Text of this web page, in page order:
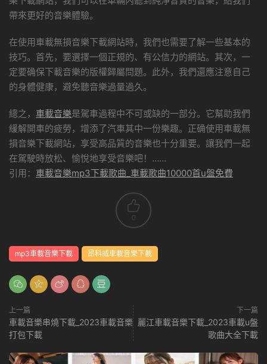
帶來更好的音樂體驗。
在使用車載無損音樂下載網站時，我們也需要了解一些基本的
技巧。首先，要選擇一個正規的、有公信力的網站。其次，一
定要确保下載音樂的版權歸屬問題。此外，我們還應注意自己
的身體健康，避免聽音樂過量過久。
總之， 車載音樂是駕車過程中不可或缺的一部分。它幫助我們
緩解開車的疲勞，增添了汽車其中一份樂趣。正确使用車載無
損音樂下載網站，享受高品質的音樂也十分重要。讓我們一起
在駕駛時放松、愉悅地享受音樂吧！……
引用： 車載音樂mp3下載歌曲_車載歌曲10000首u盤免費
0
mp3車載音樂下載 昂科威車載音樂下載
上一篇
車載音樂串燒下載_2023車載音樂
打包下載
下一篇
麗江車載音樂下載_2023車載u盤
歌曲大全下載